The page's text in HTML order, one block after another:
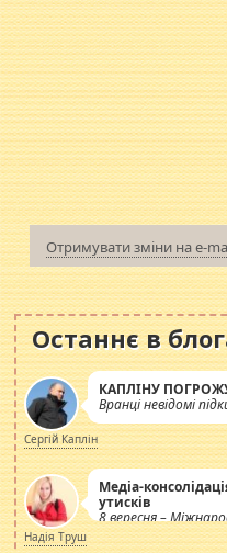
Отримувати зміни на e-
Останнє в
КАПЛІНУ
Вранці невідомі
Сергій Каплін
Медіа-
утисків
8 вересня –
журналістів.
Надія Труш